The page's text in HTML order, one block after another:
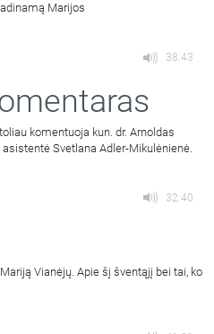
Marijos
38:43
komentuoja kun. dr. Arnoldas
Svetlana Adler-Mikulėnienė.
32:40
Vianėjų. Apie šį šventąjį bei tai, ko